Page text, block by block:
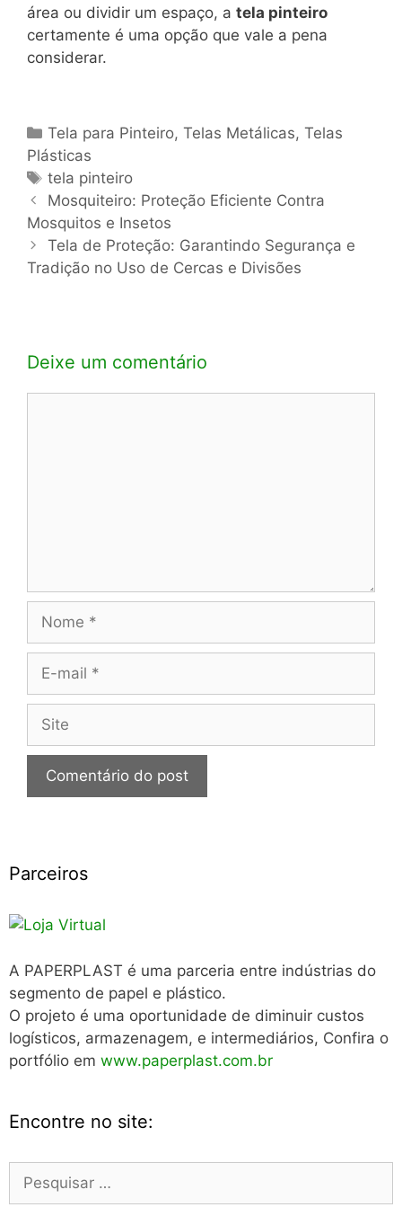
área ou dividir um espaço, a tela pinteiro
certamente é uma opção que vale a pena
considerar.
Categorias
Tela para Pinteiro,Telas Metálicas,Telas
Plásticas
Tags
tela pinteiro
Navegação
de
post
Mosquiteiro: Proteção Eficiente Contra
Mosquitos e Insetos
Tela de Proteção: Garantindo Segurança e
Tradição no Uso de Cercas e Divisões
Deixe um comentário
Nome
Site
Parceiros
A PAPERPLAST é uma parceria entre indústrias do
segmento de papel e plástico.
O projeto é uma oportunidade de diminuir custos
logísticos, armazenagem, e intermediários, Confira o
portfólio em www.paperplast.com.br
Encontre no site:
por: